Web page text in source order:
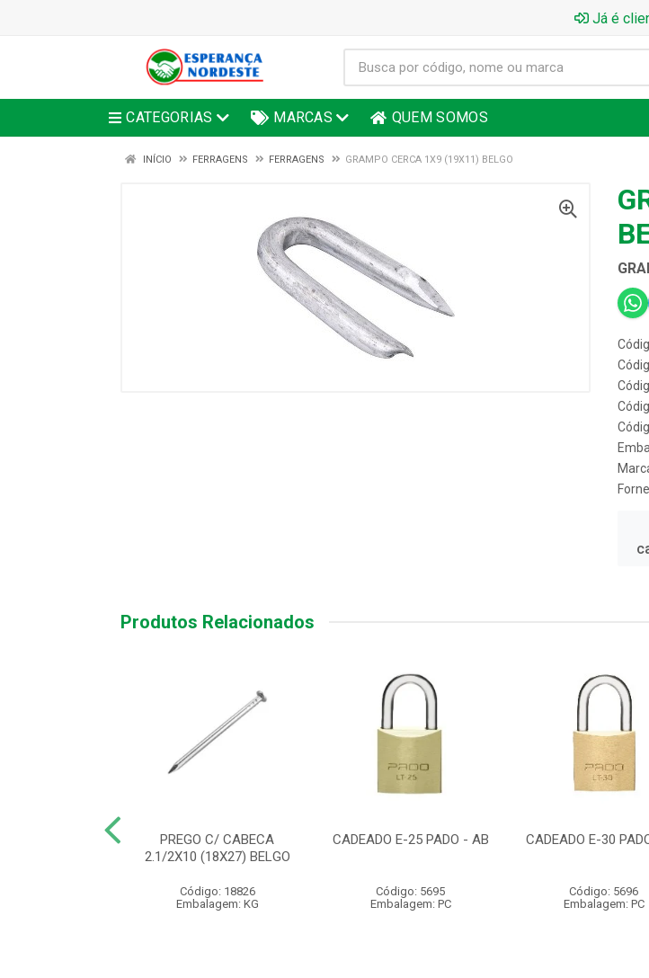
Já é
CATEGORIAS MARCAS QUEM SOMOS
INÍCIO FERRAGENS FERRAGENS GRAMPO CERCA 1X9 (19X11) BELGO
Produtos Relacionados
PREGO C/ CABECA
2.1/2X10 (18X27) BELGO
Código: 18826
Embalagem: KG
CADEADO E-25 PADO - AB
Código: 5695
Embalagem: PC
CADEADO E-30
Código: 5696
Embalagem: PC